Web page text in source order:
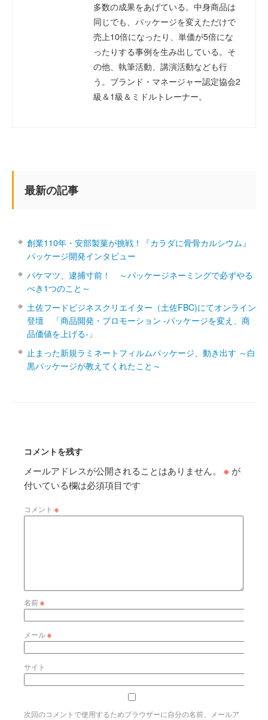
多数の成果をあげている。中身商品は
同じでも、パッケージを変えただけで
売上10倍になったり、単価が5倍にな
ったりする事例を生み出している。そ
の他、執筆活動、講演活動なども行
う。ブランド・マネージャー認定協会2
級＆1級＆ミドルトレーナー。
最新の記事
創業110年・安部製菓が挑戦！『カラダに骨骨カルシウム』
パッケージ開発インタビュー
パケマツ、逮捕寸前！ ～パッケージネーミングで必ずやる
べき1つのこと～
土佐フードビジネスクリエイター（土佐FBC)にてオンライン
登壇 「商品開発・プロモーション ‐パッケージを変え、商
品価値を上げる‐」
止まった新規ラミネートフィルムパッケージ、動き出す ～白
黒パッケージが教えてくれたこと～
コメントを残す
メールアドレスが公開されることはありません。 ※ が
付いている欄は必須項目です
コメント ※
名前※
メール※
サイト
次回のコメントで使用するためブラウザーに自分の名前、メールア